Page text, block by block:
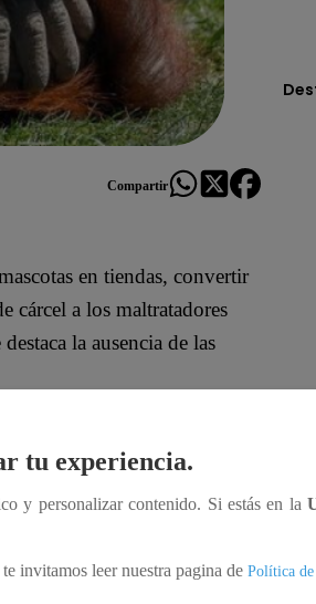
Compartir
en tiendas, convertir
cárcel a los maltratadores
la ausencia de las
pública, otra lectura en el
los circos y matar a
a los seres vivos que
añadiendo que los
tu experiencia.
y personalizar contenido. Si estás en la
invitamos leer nuestra pagina de Política